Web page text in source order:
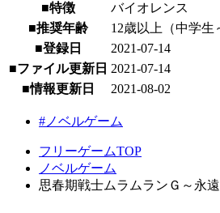
■特徴
バイオレンス
■推奨年齢
12歳以上（中学生
■登録日
2021-07-14
■ファイル更新日 2021-07-14
■情報更新日
2021-08-02
#ノベルゲーム
フリーゲームTOP
ノベルゲーム
思春期戦士ムラムランＧ～永